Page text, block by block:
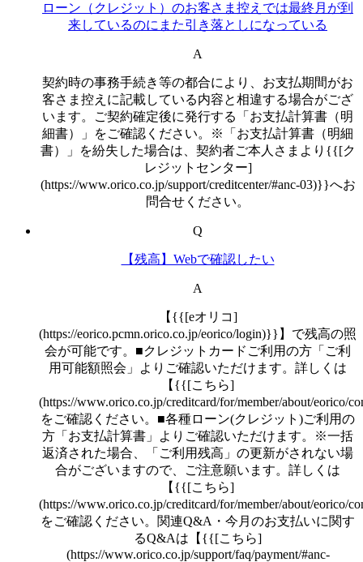
ローン（クレジット）のお客さま控えでは最終月が到
来しているのにまた引き落としになっている
A
契約時の事務手続き等の都合により、お支払期間がお
客さま控えに記載している内容と相違する場合がござ
います。ご契約確定後に発行する「お支払計算書（明
細書）」をご確認ください。※「お支払計算書（明細
書）」を紛失した場合は、契約者ご本人さまより{{[ク
レジットセンター]
(https://www.orico.co.jp/support/creditcenter/#anc-03)}}へお
問合せください。
Q
【残高】Webで確認したい
A
【{{[eオリコ]
(https://eorico.pcmn.orico.co.jp/eorico/login)}}】で残高の照
会が可能です。■クレジットカードご利用の方「ご利
用可能額照会」よりご確認いただけます。詳しくは
【{{[こちら]
(https://www.orico.co.jp/creditcard/for/member/about/eorico/
をご確認ください。■各種ローン(クレジット)ご利用の
方「お支払計算書」よりご確認いただけます。※一括
返済された場合、「ご利用残高」の更新がされない場
合がございますので、ご注意願います。詳しくは
【{{[こちら]
(https://www.orico.co.jp/creditcard/for/member/about/eorico/
をご確認ください。関連Q&A・今月のお支払いに関す
るQ&Aは【{{[こちら]
(https://www.orico.co.jp/support/faq/payment/#anc-